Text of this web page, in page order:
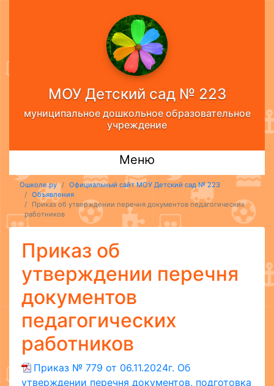
МОУ Детский сад № 223
муниципальное дошкольное образовательное
учреждение
Меню
Ошколе.ру
Официальный сайт МОУ Детский сад № 223
Объявления
Приказ об утверждении перечня документов педагогических
работников
Приказ об
утверждении перечня
документов
педагогических
работников
Приказ № 779 от 06.11.2024г. Об
утверждении перечня документов, подготовка